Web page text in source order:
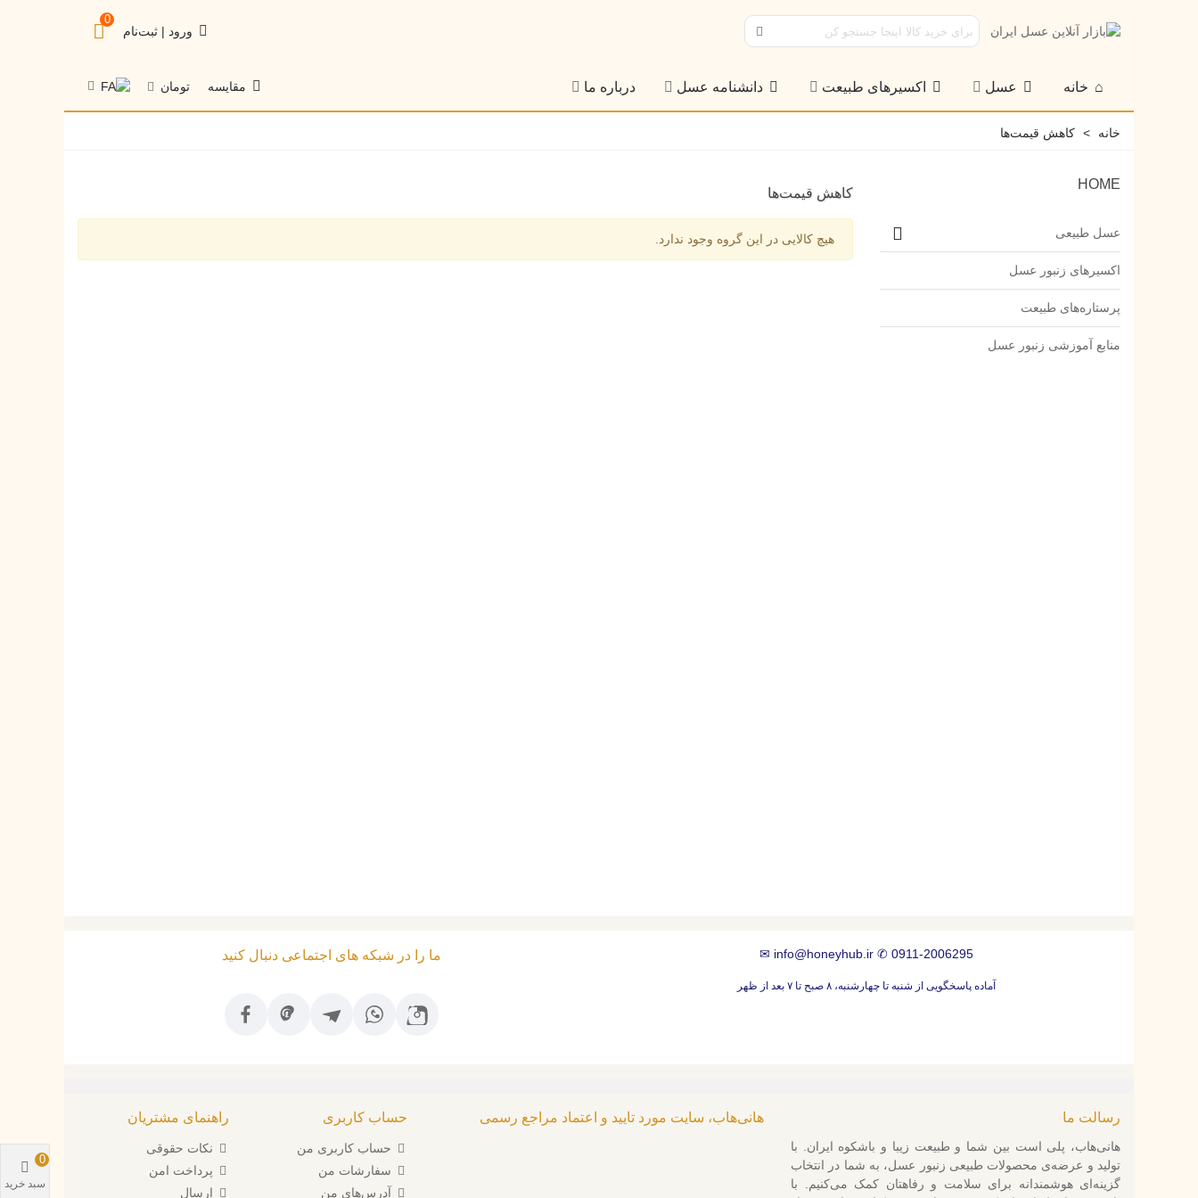
ورود | ثبت‌نام
0
خانه عسل اکسیرهای طبیعت دانشنامه عسل درباره ما مقایسه تومان
خانه > کاهش قیمت‌ها
HOME
عسل طبیعی
اکسیرهای زنبور عسل
پرستاره‌های طبیعت
منابع آموزشی زنبور عسل
کاهش قیمت‌ها
هیچ کالایی در این گروه وجود ندارد.
0911-2006295
✆
info@honeyhub.ir
✉
آماده پاسخگویی از شنبه تا چهارشنبه، ۸ صبح تا ۷ بعد از ظهر
ما را در شبکه های اجتماعی دنبال کنید
رسالت ما
هانی‌هاب، پلی است بین شما و طبیعت زیبا و باشکوه ایران. با
تولید و عرضه‌ی محصولات طبیعی زنبور عسل، به شما در انتخاب
گزینه‌ای هوشمندانه برای سلامت و رفاهتان کمک می‌کنیم. با
هانی‌هاب، سایت مورد تایید و اعتماد مراجع رسمی حساب کاربری
حساب کاربری من
سفارشات من
آدرس‌های من
راهنمای مشتریان
نکات حقوقی
پرداخت امن
ارسال
سبد خرید
0